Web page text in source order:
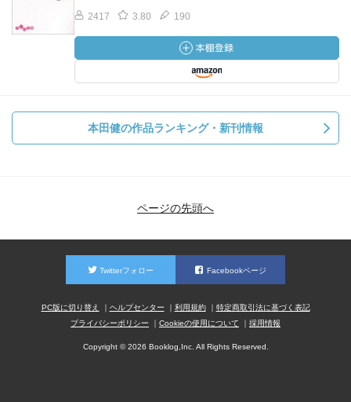
2417 3.80 190
本田健の作品ランキング・新刊情報
ページの先頭へ
Twitterフォロー Facebookページ
PC版に切り替え ヘルプセンター 利用規約
特定商取引法に基づく表記
プライバシーポリシー
Cookieの使用について 採用情報
Copyright © 2026 Booklog,Inc. All Rights Reserved.